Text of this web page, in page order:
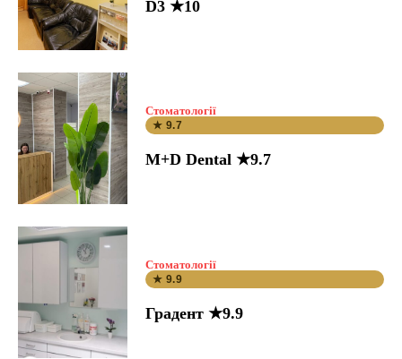
D3 ★10
Стоматології
★ 9.7
M+D Dental ★9.7
Стоматології
★ 9.9
Градент ★9.9